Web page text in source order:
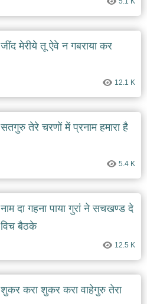
जींद मेरीये तू ऐवे न गबराया कर
12.1 K
सतगुरु तेरे चरणों में प्रनाम हमारा है
5.4 K
नाम दा गहना पाया गुरां ने सचखण्ड दे
विच बैठके
12.5 K
शुकर करा शुकर करा वाहेगुरु तेरा